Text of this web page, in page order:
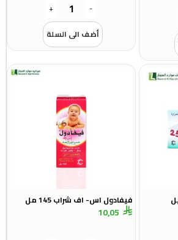
-
+
أضف الى السلة
فيفادول اس- اف شراب 145 مل
10,05